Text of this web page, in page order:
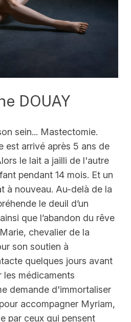
DOUAY
sein... Mastectomie.
est arrivé après 5 ans de
le lait a jailli de l'autre
pendant 14 mois. Et un
à nouveau. Au-delà de la
le deuil d’un
que l’abandon du rêve
chevalier de la
son soutien à
quelques jours avant
les médicaments
demande d'immortaliser
accompagner Myriam,
par ceux qui pensent